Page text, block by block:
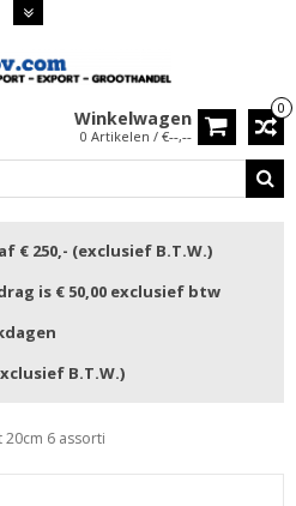
0
Winkelwagen
0 Artikelen / €--,--
€ 250,- (exclusief B.T.W.)
is € 50,00 exclusief btw
B.T.W.)
20cm 6 assorti